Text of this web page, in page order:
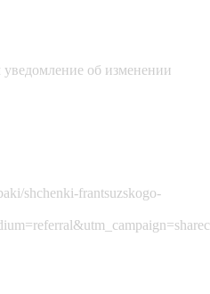
об изменении
shchenki-frantsuzskogo-